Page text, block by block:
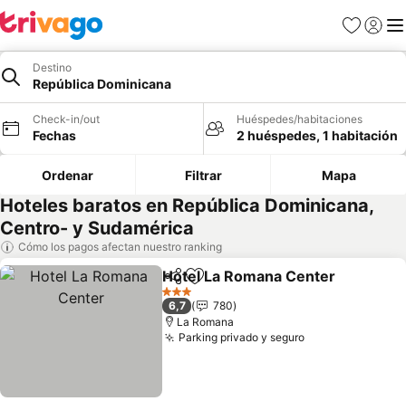
Favoritos
Iniciar
Destino
República Dominicana
Check-in/out
Fechas
Huéspedes/habitaciones
2 huéspedes, 1 habitación
Ordenar Filtrar Mapa
Hoteles baratos en República Dominicana,
Centro- y Sudamérica
Cómo los pagos afectan nuestro ranking
CompartirAgregar a favoritos
Hotel La Romana Center
3 Estrellas
6,7
780
La Romana
Parking privado y seguroVer precios